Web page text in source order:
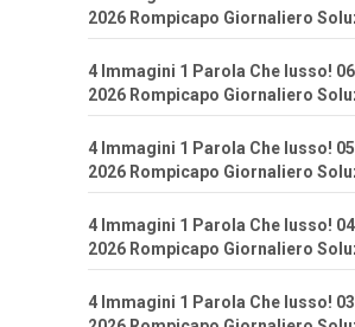
2026 Rompicapo Giornaliero
4 Immagini 1 Parola Che lusso!
2026 Rompicapo Giornaliero
4 Immagini 1 Parola Che lusso!
2026 Rompicapo Giornaliero
4 Immagini 1 Parola Che lusso!
2026 Rompicapo Giornaliero
4 Immagini 1 Parola Che lusso!